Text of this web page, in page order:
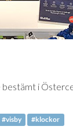
i
#visby #klockor